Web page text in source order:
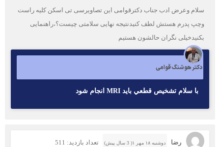
سلام وعرض ادب جناب دکترقوامی این تصاویرسی تی اسکن کلیه راست
وچپ پدرم هستش لطف کنیدنتیجه نهایی سلامتی چیست؟،راهنمایی
بکنیدخیلی نگران حالشون هستیم
دکتر هوشنگ قوامی
با سلام تشخيص قطعي بايد MRI انجام شود
رضا دوشنبه ۱۸ مهر ۱( 3 سال پیش) تعداد بازدید: 511